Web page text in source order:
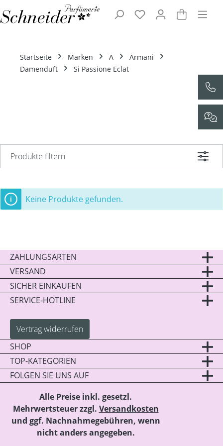
Zum Hauptinhalt springen
Startseite Marken A
Armani
Damenduft
Si Passione Eclat
Produkte filtern
Keine Produkte gefunden.
ZAHLUNGSARTEN
VERSAND
SICHER EINKAUFEN
SERVICE-HOTLINE
Vertrag widerrufen
SHOP
TOP-KATEGORIEN
FOLGEN SIE UNS AUF
Alle Preise inkl. gesetzl.
Mehrwertsteuer zzgl. Versandkosten
und ggf. Nachnahmegebühren, wenn
nicht anders angegeben.